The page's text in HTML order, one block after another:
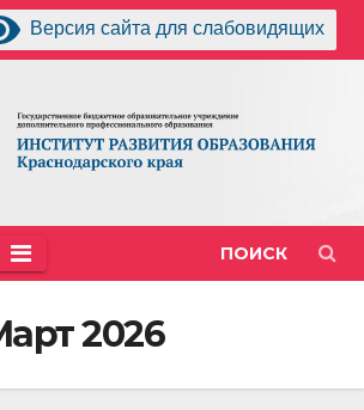
Версия сайта для слабовидящих
ПОИСК
2026